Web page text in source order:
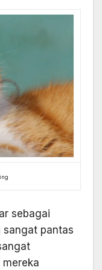
sebagai
pantas
mereka